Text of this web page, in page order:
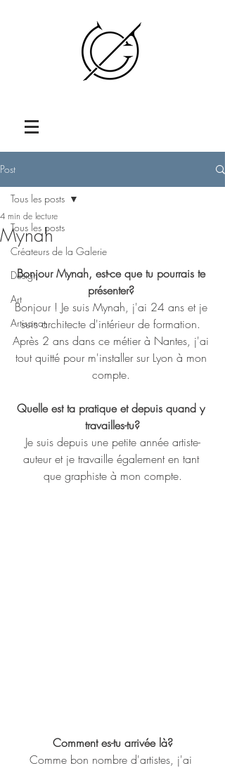
Post
Tous les posts
Créateurs de la Galerie
Design
Art
Artisanat
Tous les posts
Mynah
4 min de lecture
Bonjour Mynah, est-ce que tu pourrais te
présenter?
Bonjour ! Je suis Mynah, j'ai 24 ans et je
suis architecte d'intérieur de formation.
Après 2 ans dans ce métier à Nantes, j'ai
tout quitté pour m'installer sur Lyon à mon
compte.
Quelle est ta pratique et depuis quand y
travailles-tu?
Je suis depuis une petite année artiste-
auteur et je travaille également en tant
que graphiste à mon compte.
Comment es-tu arrivée là?
Comme bon nombre d'artistes, j'ai